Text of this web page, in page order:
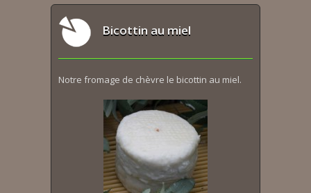
Bicottin au miel
Notre fromage de chèvre le bicottin au miel.